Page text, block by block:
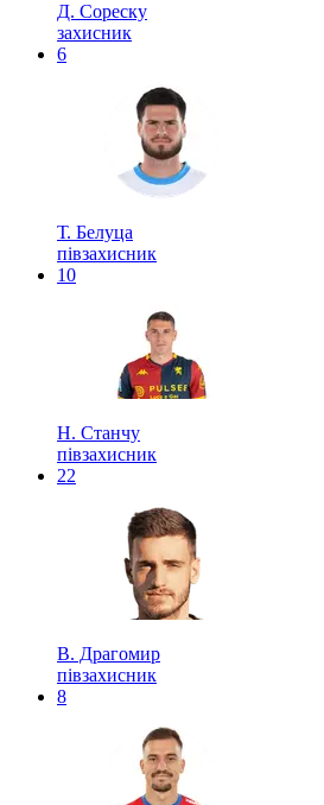
Д. Сореску
захисник
6
Т. Белуца
півзахисник
10
Н. Станчу
півзахисник
22
В. Драгомир
півзахисник
8